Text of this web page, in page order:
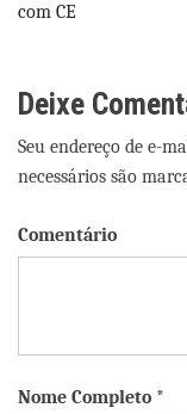
com CE
Deixe
Seu endereço de e-
necessários são
Comentário
Nome Completo *